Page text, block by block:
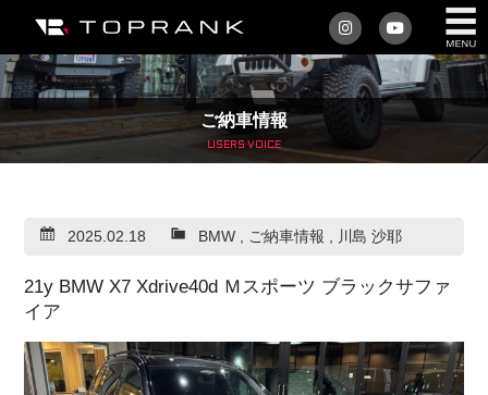
私たちについて
車を買う
アフターサービス
車を売る
店舗/スタッフ情報
ご納車情報
USERS VOICE
2025.02.18 BMW, ご納車情報 , 川島 沙耶
21y BMW X7 Xdrive40d Ｍスポーツ ブラックサファ
イア